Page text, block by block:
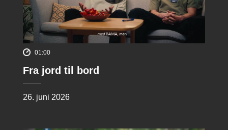
01:00
Fra jord til bord
26. juni 2026